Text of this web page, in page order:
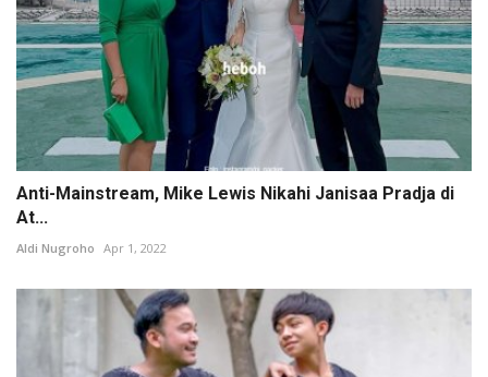
Anti-Mainstream, Mike Lewis Nikahi Janisaa Pradja di
At...
Aldi Nugroho Apr 1, 2022